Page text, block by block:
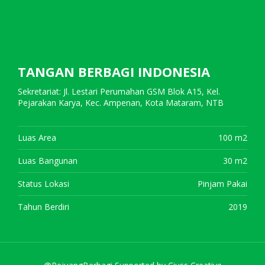
TANGAN BERBAGI INDONESIA
Sekretariat: Jl. Lestari Perumahan GSM Blok A15, Kel.
Pejarakan Karya, Kec. Ampenan, Kota Mataram, NTB
Luas Area 100 m2
Luas Bangunan 30 m2
Status Lokasi Pinjam Pakai
Tahun Berdiri 2019